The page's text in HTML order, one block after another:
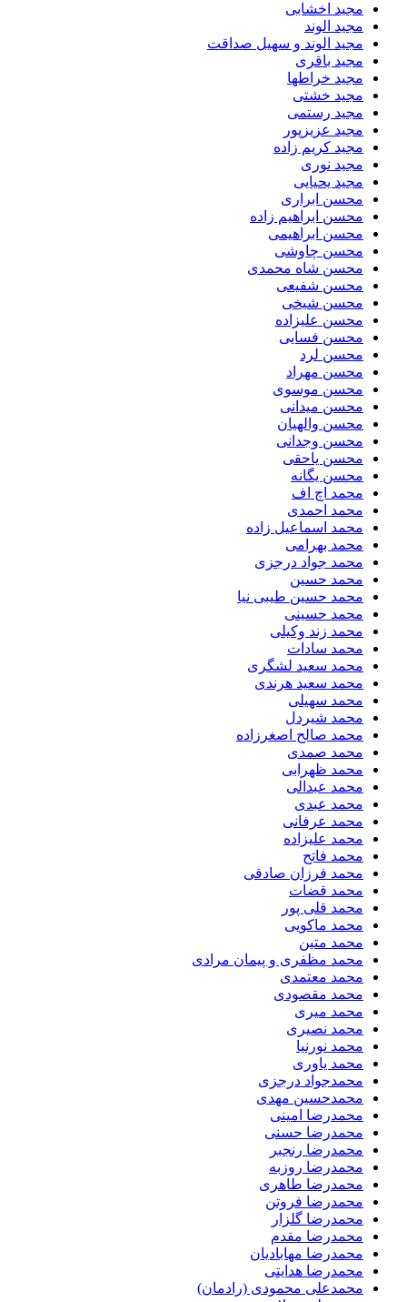
مجید اخشابی
مجید الوند‎
مجید الوند و سهیل صداقت
مجید باقری
مجید خراطها
مجید خشتی
مجید رستمی
مجید عزیزپور
مجید کریم زاده
مجید نوری
مجید یحیایی
محسن ابراری
محسن ابراهیم زاده
محسن ابراهیمی
محسن چاوشی
محسن شاه محمدی
محسن شفیعی
محسن شیخی
محسن علیزاده
محسن فسایی
محسن لرد
محسن مهراد
محسن موسوی
محسن میدانی
محسن والهیان
محسن وجدانی
محسن یاحقی
محسن یگانه
محمد اچ اف
محمد احمدی
محمد اسماعیل زاده
محمد بهرامی
محمد جواد درجزی
محمد حسین
محمد حسین طیبی نیا
محمد حسینی
محمد زند وکیلی
محمد سادات
محمد سعید لشگری
محمد سعید هرندی
محمد سهیلی
​محمد شیردل
محمد صالح اصغرزاده
محمد صمدی
محمد ظهرابی
محمد عبدالی
محمد عبدی
محمد عرفانی
محمد علیزاده
محمد فاتح
محمد فرزان صادقی
محمد قضات
محمد قلی پور
محمد ماکویی
محمد متین
محمد مظفری و پیمان مرادی
محمد معتمدی
محمد مقصودی
محمد میری
محمد نصیری
محمد نورنیا
محمد یاوری
محمدجواد درجزی
محمدحسین مهدی
محمدرضا امینی
محمدرضا حسنی
محمدرضا رنجبر
محمدرضا روزبه
محمدرضا طاهری
محمدرضا فروتن
محمدرضا گلزار
محمدرضا مقدم
محمدرضا مهابادیان
محمدرضا هدایتی
محمدعلی محمودی (رادمان)